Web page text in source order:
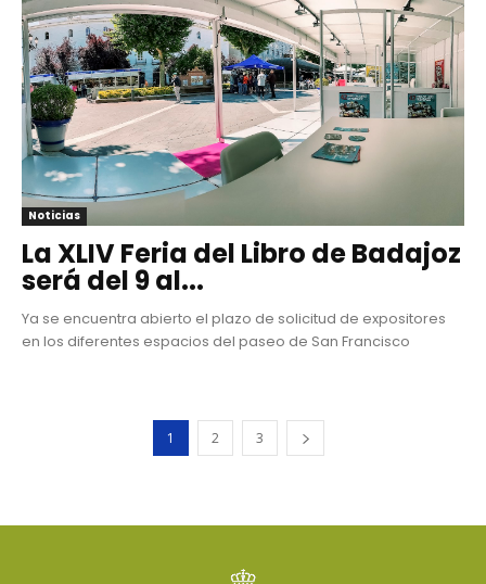
Noticias
La XLIV Feria del Libro de Badajoz
será del 9 al...
Ya se encuentra abierto el plazo de solicitud de expositores
en los diferentes espacios del paseo de San Francisco
1 2 3